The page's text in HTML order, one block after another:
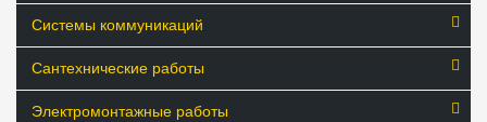
Системы коммуникаций
Сантехнические работы
Электромонтажные работы